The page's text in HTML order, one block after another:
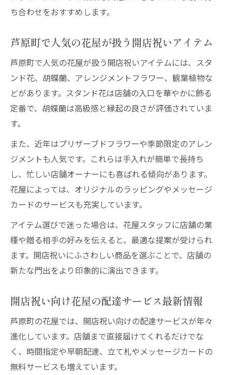
ち合わせをおすすめします。
芦原町で人気の花屋が扱う開店祝いアイテム
芦原町で人気の花屋が扱う開店祝いアイテムには、スタ
ンド花、胡蝶蘭、アレンジメントフラワー、観葉植物な
どがあります。スタンド花は店舗の入口を華やかに飾る
定番で、胡蝶蘭は高級感と縁起の良さが評価されていま
す。
また、近年はプリザーブドフラワーや季節限定のアレン
ジメントも人気です。これらは手入れが簡単で長持ち
し、忙しい店舗オーナーにも喜ばれる傾向があります。
花屋によっては、オリジナルのラッピングやメッセージ
カードのサービスも充実しています。
アイテム選びで迷った場合は、花屋スタッフに店舗の業
種や贈る相手の好みを伝えると、最適な提案が受けられ
ます。開店祝いにふさわしい商品を選ぶことで、店舗の
新たな門出をより印象的に演出できます。
開店祝い向け花屋の配達サービス最新情報
芦原町の花屋では、開店祝い向けの配達サービスが年々
進化しています。店舗まで直接届けてくれるだけでな
く、時間指定や早朝配達、立て札やメッセージカードの
無料サービスも増えています。